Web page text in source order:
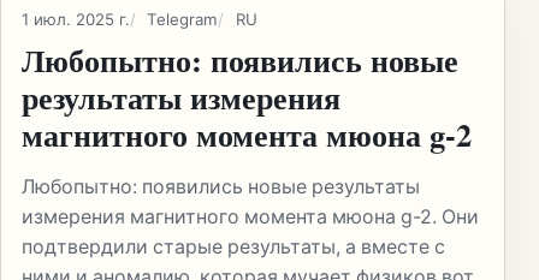
1 июл. 2025 г. Telegram RU
Любопытно: появились новые
результаты измерения
магнитного момента мюона g-2
Любопытно: появились новые результаты
измерения магнитного момента мюона g-2. Они
подтвердили старые результаты, а вместе с